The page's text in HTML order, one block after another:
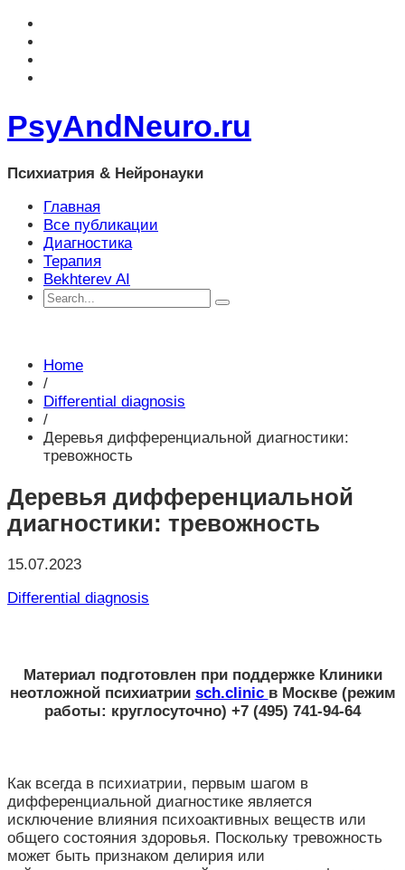
PsyAndNeuro.ru
Психиатрия & Нейронауки
Главная
Все публикации
Диагностика
Терапия
Bekhterev AI
Home
/
Differential diagnosis
/
Деревья дифференциальной диагностики:
тревожность
Деревья дифференциальной
диагностики: тревожность
15.07.2023
Differential diagnosis
Материал подготовлен при поддержке Клиники
неотложной психиатрии sch.clinic в Москве(режим
работы: круглосуточно) +7 (495) 741-94-64
Как всегда в психиатрии, первым шагом в
дифференциальной диагностике является
исключение влияния психоактивных веществ или
общего состояния здоровья. Поскольку тревожность
может быть признаком делирия или